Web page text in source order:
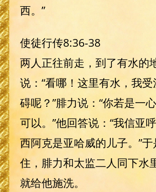
西。”
使徒行传8:36-38
两人正往前走，到了有水的
说：“看哪！这里有水，我
碍呢？”腓力说：“你若是一
可以。”他回答说：“我信亚
西阿克是亚哈威的儿子。”
住，腓力和太监二人同下水
就给他施洗。